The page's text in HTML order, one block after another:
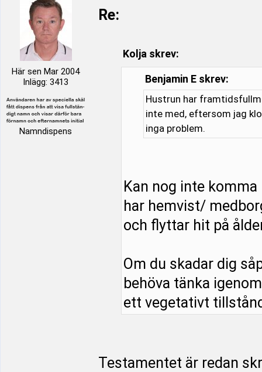
Här sen Mar 2004
Inlägg: 3413
Namndispens
Re:
Kolja skrev:
Benjamin E skrev:
Hustrun har
inte med, eftersom jag
inga problem.
Kan nog inte
har hemvist/
och flyttar hit på
Om du skadar dig
behöva tänka
ett vegetativt
Testamentet är redan